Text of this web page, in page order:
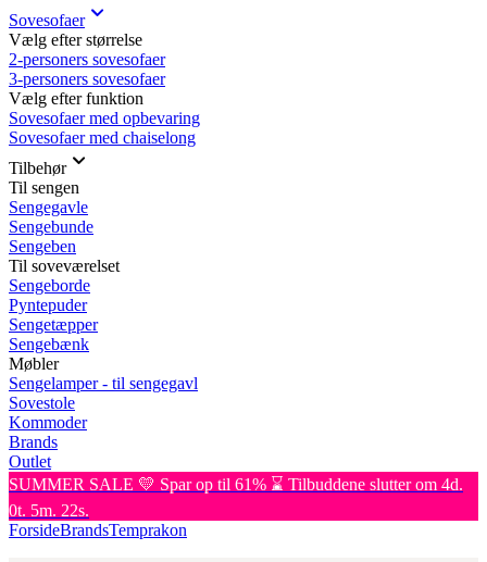
Sovesofaer
Vælg efter størrelse
2-personers sovesofaer
3-personers sovesofaer
Vælg efter funktion
Sovesofaer med opbevaring
Sovesofaer med chaiselong
Tilbehør
Til sengen
Sengegavle
Sengebunde
Sengeben
Til soveværelset
Sengeborde
Pyntepuder
Sengetæpper
Sengebænk
Møbler
Sengelamper - til sengegavl
Sovestole
Kommoder
Brands
Outlet
SUMMER SALE 💛 Spar op til 61% ⌛ Tilbuddene slutter om 4d.
0t. 5m. 22s.
ForsideBrandsTemprakon